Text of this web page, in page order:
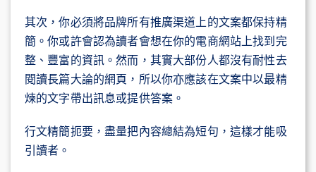
其次，你必須將品牌所有推廣渠道上的文案都保持精
簡。你或許會認為讀者會想在你的電商網站上找到完
整、豐富的資訊。然而，其實大部份人都沒有耐性去
閱讀長篇大論的網頁，所以你亦應該在文案中以最精
煉的文字帶出訊息或提供答案。
行文精簡扼要，盡量把內容總結為短句，這樣才能吸
引讀者。